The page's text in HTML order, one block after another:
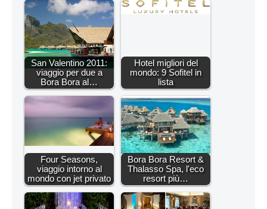
San Valentino 2011:
viaggio per due a
Bora Bora al…
Hotel migliori del
mondo: 9 Sofitel in
lista
Four Seasons,
viaggio intorno al
mondo con jet privato
Bora Bora Resort &
Thalasso Spa, l'eco
resort più…